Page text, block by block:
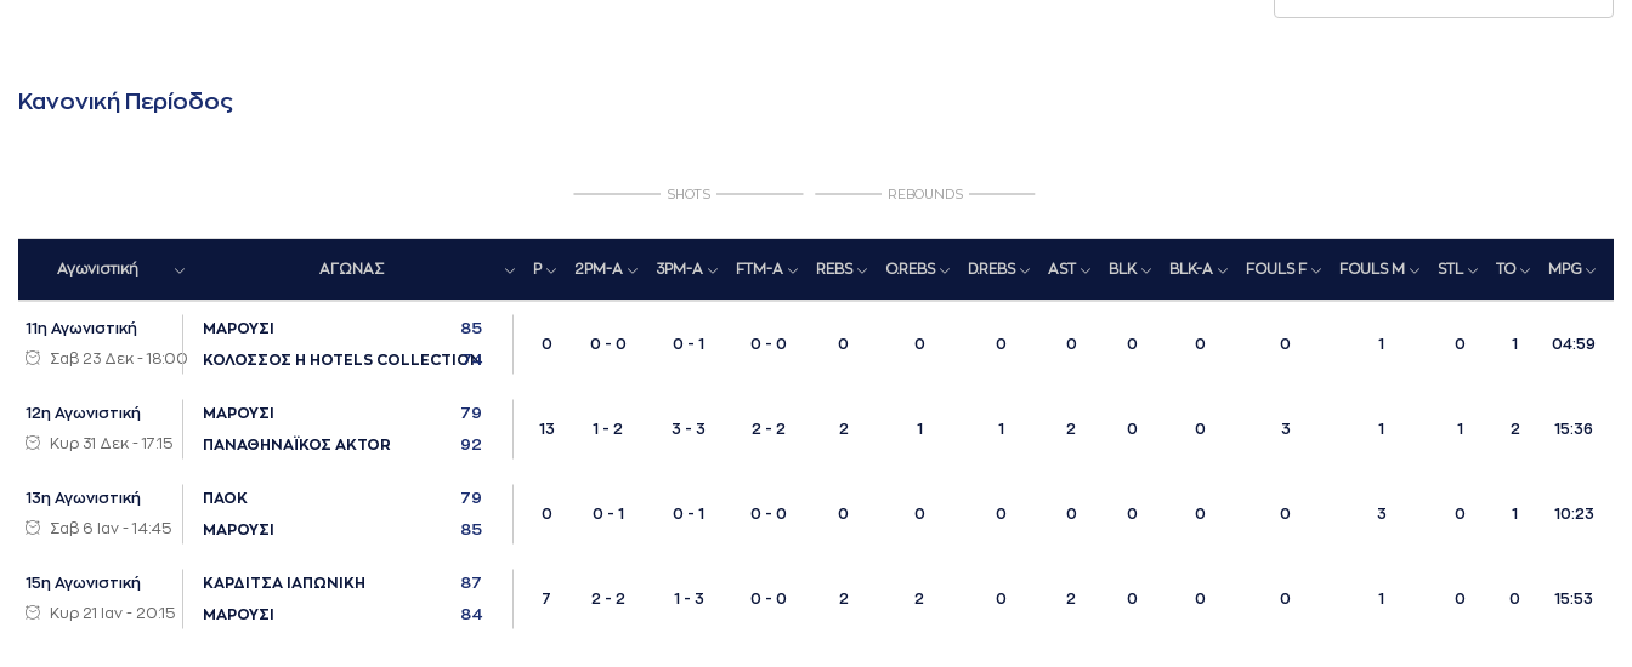
Κανονική Περίοδος
SHOTS REBOUNDS
Αγωνιστική ΑΓΩΝΑΣ P 2PM-A 3PM-A FTM-A REBS O.REBS D.REBS AST BLK BLK-A FOULS F FOULS M STL TO MPG
11η Αγωνιστική
Σαβ 23 Δεκ - 18:00
ΜΑΡΟΥΣΙ 85
ΚΟΛΟΣΣΟΣ H HOTELS COLLECTION
74
0 0 - 0 0 - 1 0 - 0 0 0 0 0 0 0 0 1 0 1 04:59
12η Αγωνιστική
Κυρ 31 Δεκ - 17:15
ΜΑΡΟΥΣΙ 79
ΠΑΝΑΘΗΝΑΪΚΟΣ AKTOR 92
13 1 - 2 3 - 3 2 - 2 2 1 1 2 0 0 3 1 1 2 15:36
13η Αγωνιστική
Σαβ 6 Ιαν - 14:45
ΠΑΟΚ 79
ΜΑΡΟΥΣΙ 85
0 0 - 1 0 - 1 0 - 0 0 0 0 0 0 0 0 3 0 1 10:23
15η Αγωνιστική
Κυρ 21 Ιαν - 20:15
ΚΑΡΔΙΤΣΑ ΙΑΠΩΝΙΚΗ 87
ΜΑΡΟΥΣΙ 84
7 2 - 2 1 - 3 0 - 0 2 2 0 2 0 0 0 1 0 0 15:53